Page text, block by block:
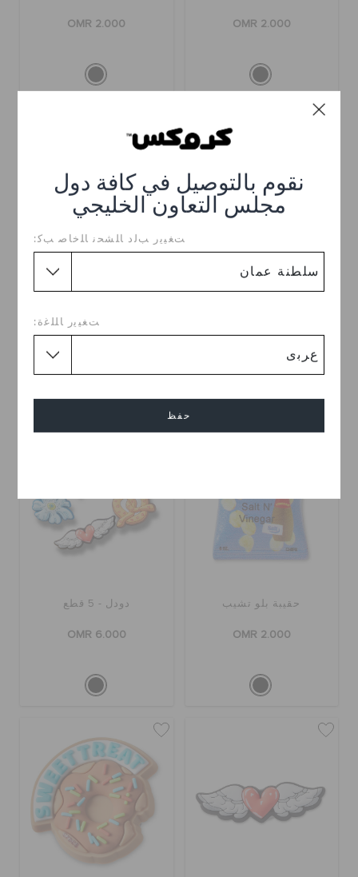
نقوم بالتوصيل في كافة دول
مجلس التعاون الخليجي
ﺖﻐﻴﻳﺭ ﺐﻟﺩ ﺎﻠﺸﺤﻧ ﺎﻠﺧﺎﺻ ﺐﻛ:
ﺖﻐﻴﻳﺭ ﺎﻠﻠﻏﺓ:
حفظ
OMR 2.000
OMR 2.000
OMR 2.000
حقيبة بلو تشيب
OMR 2.000
دودل - 5 قطع
OMR 6.000